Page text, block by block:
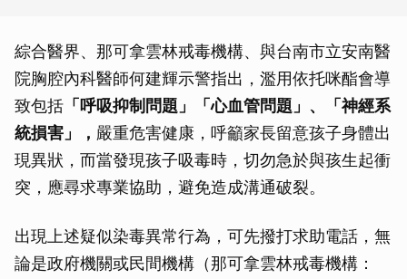
綜合醫界、那可拿雲林戒毒機構、與台南市立安南醫
院胸腔內科醫師何建輝示警指出，濫用依托咪酯會導
致包括 「呼吸抑制問題」「心血管問題」、「神經系
統損害」， 嚴重危害健康，呼籲家長留意孩子身體出
現異狀，而當發現孩子吸毒時，切勿急於與孩生起衝
突，應尋求專業協助，避免造成溝通破裂。
出現上述疑似染毒異常行為，可先撥打求助電話，無
論是政府機關或民間機構（那可拿雲林戒毒機構：